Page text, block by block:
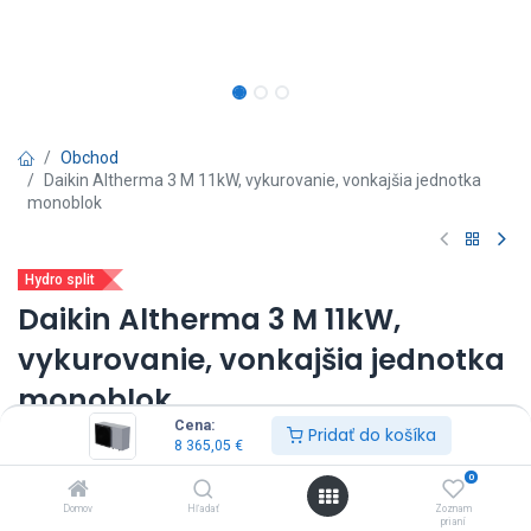
Cena:
8 365,05 € Pridať do košíka
Domov Hľadať
0
Zoznam
prianí
Obchod
Daikin Altherma 3 M 11kW, vykurovanie, vonkajšia jednotka
monoblok
Hydro split
Daikin Altherma 3 M 11kW,
vykurovanie, vonkajšia jednotka
monoblok
(0 recenzia)
výkon: 11 kW
napájanie vonkajšia jednotka: 1~230 V